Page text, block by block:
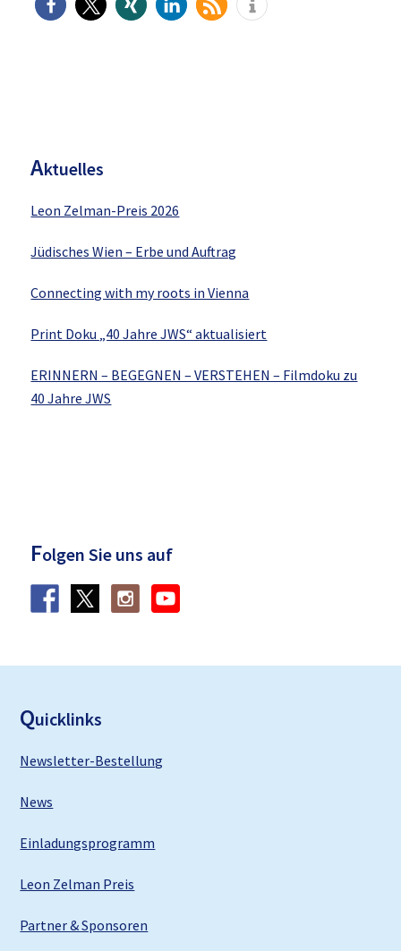
Aktuelles
Leon Zelman-Preis 2026
Jüdisches Wien – Erbe und Auftrag
Connecting with my roots in Vienna
Print Doku „40 Jahre JWS“ aktualisiert
ERINNERN – BEGEGNEN – VERSTEHEN – Filmdoku zu
40 Jahre JWS
Folgen Sie uns auf
Quicklinks
Newsletter-Bestellung
News
Einladungsprogramm
Leon Zelman Preis
Partner & Sponsoren